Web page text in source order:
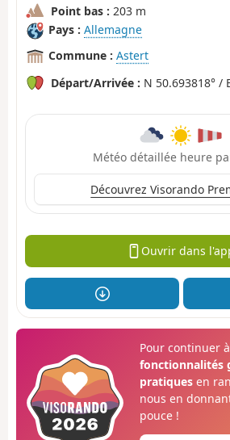
Point bas : 203 m
Pays : Allemagne
Commune : Astert
Départ/Arrivée : N 50.693818° /
Météo détaillée heure
Découvrez Visorando
Ouvrir dans
Pour continuer
fonctionnalités
pratiquesen
nous en
pouce !